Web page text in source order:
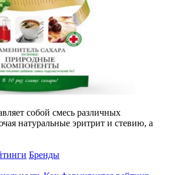
собой смесь различных
натуральные эритрит и стевию, а
Бренды